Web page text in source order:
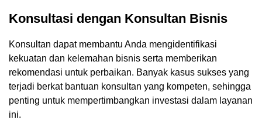
Konsultasi dengan Konsultan Bisnis
Konsultan dapat membantu Anda mengidentifikasi
kekuatan dan kelemahan bisnis serta memberikan
rekomendasi untuk perbaikan. Banyak kasus sukses yang
terjadi berkat bantuan konsultan yang kompeten, sehingga
penting untuk mempertimbangkan investasi dalam layanan
ini.